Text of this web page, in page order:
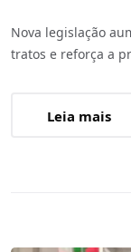
Nova legislação
tratos e reforça a
Leia mais